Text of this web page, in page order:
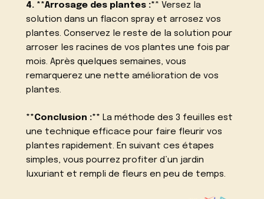
4. **Arrosage des plantes :** Versez la
solution dans un flacon spray et arrosez vos
plantes. Conservez le reste de la solution pour
arroser les racines de vos plantes une fois par
mois. Après quelques semaines, vous
remarquerez une nette amélioration de vos
plantes.
**Conclusion :** La méthode des 3 feuilles est
une technique efficace pour faire fleurir vos
plantes rapidement. En suivant ces étapes
simples, vous pourrez profiter d’un jardin
luxuriant et rempli de fleurs en peu de temps.